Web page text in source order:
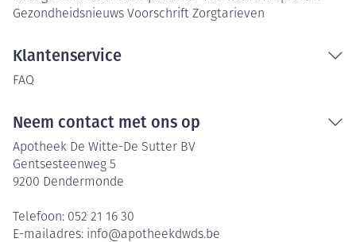
Gezondheidsnieuws Voorschrift Zorgtarieven
Klantenservice
FAQ
Neem contact met ons op
Apotheek De Witte-De Sutter BV
Gentsesteenweg 5
9200 Dendermonde
Telefoon: 052 21 16 30
E-mailadres: info@apotheekdwds.be